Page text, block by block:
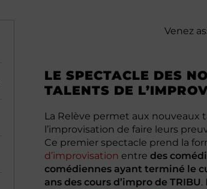
Venez
LE SPECTACLE DES
TALENTS DE
La Relève permet aux nouveaux
l’improvisation de faire leurs
Ce premier spectacle prend la
d’improvisation entre des
comédiennes ayant terminé le
ans des cours d’impro de TRIBU.